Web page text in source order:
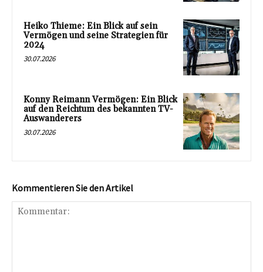
Heiko Thieme: Ein Blick auf sein
Vermögen und seine Strategien für
2024
30.07.2026
Konny Reimann Vermögen: Ein Blick
auf den Reichtum des bekannten TV-
Auswanderers
30.07.2026
Kommentieren Sie den Artikel